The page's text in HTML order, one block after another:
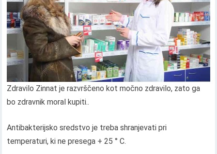
Zdravilo Zinnat je razvrščeno kot močno zdravilo, zato ga
bo zdravnik moral kupiti..
Antibakterijsko sredstvo je treba shranjevati pri
temperaturi, ki ne presega + 25 ° C.